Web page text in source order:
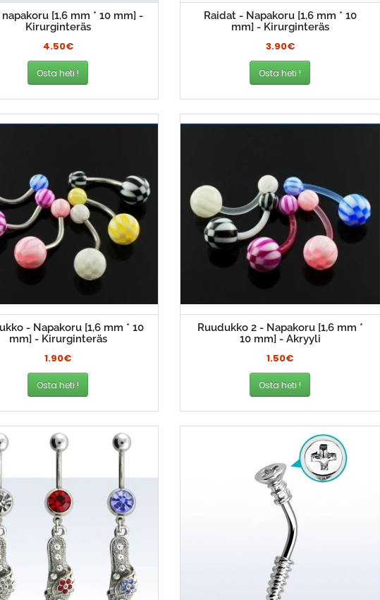
napakoru [1,6 mm * 10 mm] -
Kirurginteräs
4.50€
Osta heti !
Raidat - Napakoru [1,6 mm * 10
mm] - Kirurginteräs
3.90€
Osta heti !
- Napakoru [1,6 mm * 10
mm] - Kirurginteräs
1.90€
Osta heti !
Ruudukko 2 - Napakoru [1,6 mm *
10 mm] - Akryyli
1.50€
Osta heti !